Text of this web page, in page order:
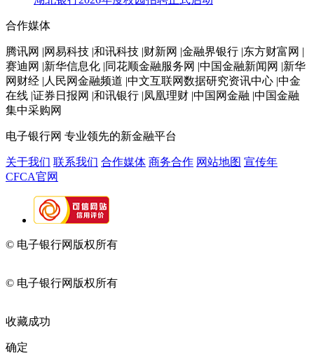
合作媒体
腾讯网 |网易科技 |和讯科技 |财新网 |金融界银行 |东方财富网 |
赛迪网 |新华信息化 |同花顺金融服务网 |中国金融新闻网 |新华
网财经 |人民网金融频道 |中文互联网数据研究资讯中心 |中金
在线 |证券日报网 |和讯银行 |凤凰理财 |中国网金融 |中国金融
集中采购网
电子银行网 专业领先的新金融平台
关于我们 联系我们 合作媒体 商务合作 网站地图 宣传年
CFCA官网
© 电子银行网版权所有
© 电子银行网版权所有
收藏成功
确定